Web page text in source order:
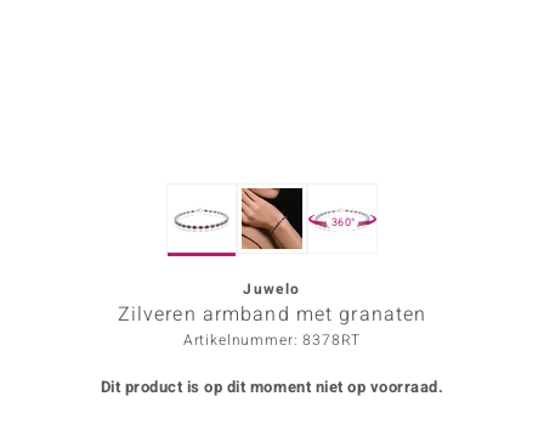
360°
Juwelo
Zilveren armband met granaten
Artikelnummer: 8378RT
Dit product is op dit moment niet op voorraad.